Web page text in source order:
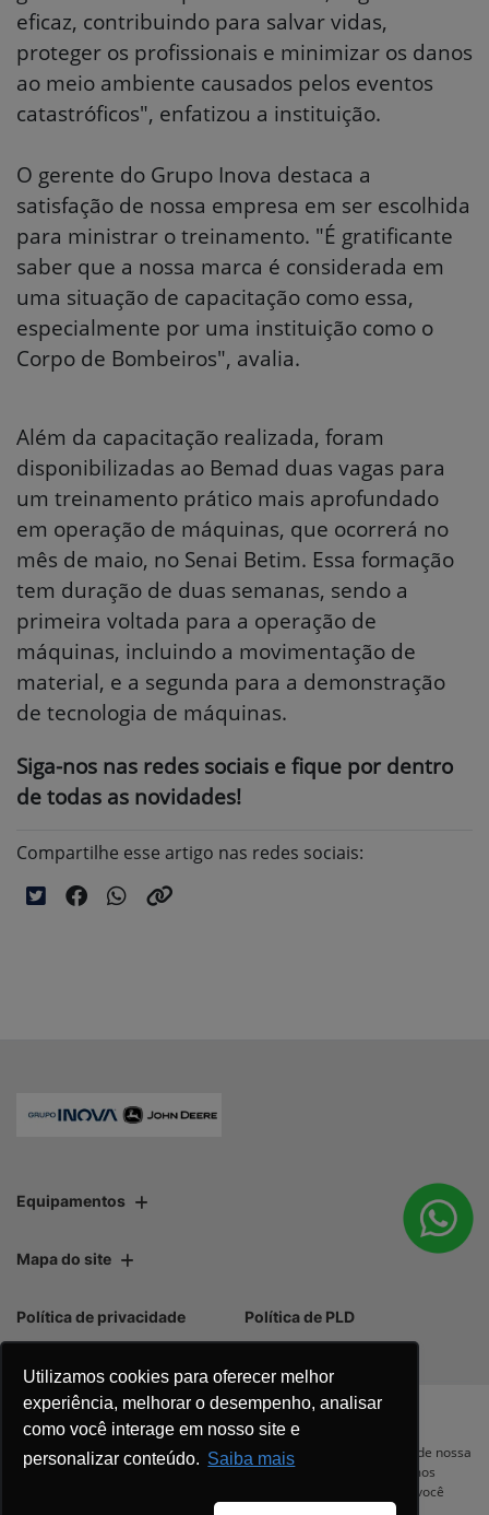
Utilizamos cookies para oferecer melhor
experiência, melhorar o desempenho, analisar
como você interage em nosso site e
personalizar conteúdo. Saiba mais
eficaz, contribuindo para salvar vidas,
proteger os profissionais e minimizar os danos
ao meio ambiente causados pelos eventos
catastróficos", enfatizou a instituição.
O gerente do Grupo Inova destaca a
satisfação de nossa empresa em ser escolhida
para ministrar o treinamento. "É gratificante
saber que a nossa marca é considerada em
uma situação de capacitação como essa,
especialmente por uma instituição como o
Corpo de Bombeiros", avalia.
Além da capacitação realizada, foram
disponibilizadas ao Bemad duas vagas para
um treinamento prático mais aprofundado
em operação de máquinas, que ocorrerá no
mês de maio, no Senai Betim. Essa formação
tem duração de duas semanas, sendo a
primeira voltada para a operação de
máquinas, incluindo a movimentação de
material, e a segunda para a demonstração
de tecnologia de máquinas.
Siga-nos nas redes sociais e fique por dentro
de todas as novidades!
Compartilhe esse artigo nas redes sociais:
Equipamentos
Mapa do site
Política de privacidade Política de PLD
No trânsito, enxergar o outro salva
Para otimizar sua experiência durante a navegação, fazemos uso de nossa
política de cookies e para proteger seus dados pessoais respeitamos
. Ao seguir com a navegação e visita você